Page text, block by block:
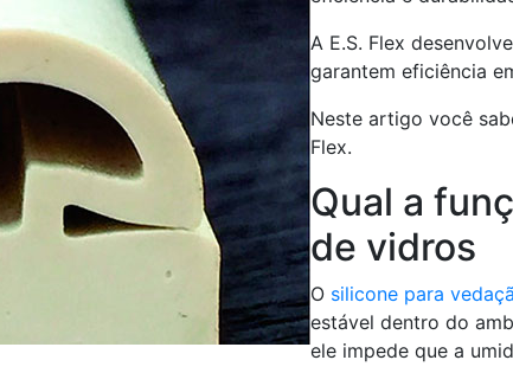
A E.S. Flex
garantem eficiência
Neste artigo você
Flex.
Qual a
de vidros
O silicone para
estável dentro do
ele impede que a